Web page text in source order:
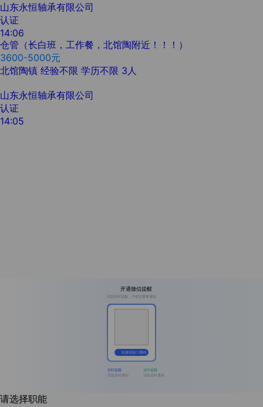
山东永恒轴承有限公司
认证
14:06
仓管（长白班，工作餐，北馆陶附近！！！）
3600-5000元
北馆陶镇 经验不限 学历不限 3人
山东永恒轴承有限公司
认证
14:05
开通微信提醒
消息实时提醒，不错过重要通知
长按识别二维码
实时提醒
消息及时通知
实时提醒
消息及时通知
请选择职能